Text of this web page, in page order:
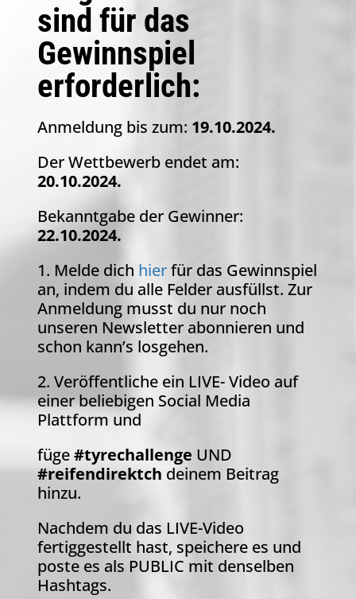
sind für das
Gewinnspiel
erforderlich:
Anmeldung bis zum: 19.10.2024.
Der Wettbewerb endet am:
20.10.2024.
Bekanntgabe der Gewinner:
22.10.2024.
1. Melde dich hierfür das Gewinnspiel
an, indem du alle Felder ausfüllst. Zur
Anmeldung musst du nur noch
unseren Newsletter abonnieren und
schon kann’s losgehen.
2. Veröffentliche ein LIVE- Video auf
einer beliebigen Social Media
Plattform und
füge#tyrechallenge UND
#reifendirektch deinem Beitrag
hinzu.
Nachdem du das LIVE-Video
fertiggestellt hast, speichere es und
poste es als PUBLIC mit denselben
Hashtags.